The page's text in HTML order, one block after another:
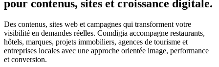
pour contenus, sites et croissance digitale.
Des contenus, sites web et campagnes qui transforment votre
visibilité en demandes réelles. Comdigia accompagne restaurants,
hôtels, marques, projets immobiliers, agences de tourisme et
entreprises locales avec une approche orientée image, performance
et conversion.